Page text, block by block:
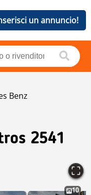
un annuncio!
Benz
2541
10